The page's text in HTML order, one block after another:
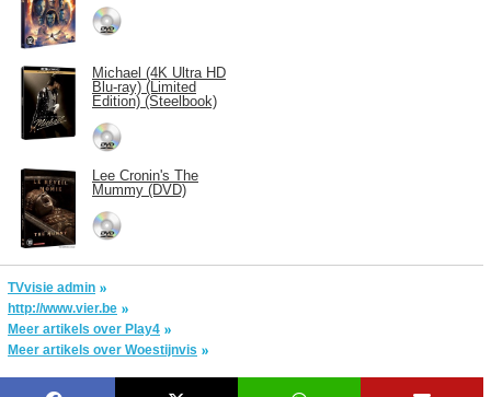
Michael (4K Ultra HD
Blu-ray) (Limited
Edition) (Steelbook)
Lee Cronin's The
Mummy (DVD)
TVvisie admin
http://www.vier.be
Meer artikels over Play4
Meer artikels over Woestijnvis